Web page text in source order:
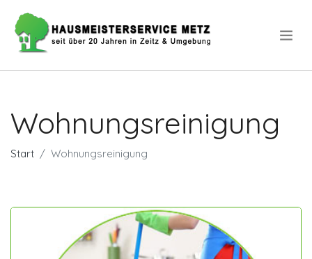
Wohnungsreinigung
Start Wohnungsreinigung